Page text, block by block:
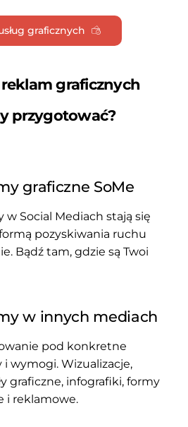
graficznych
graficznych
przygotować?
graficzne SoMe
w Social Mediach stają się
pozyskiwania ruchu
Bądź tam, gdzie są Twoi
w innych mediach
pod konkretne
i wymogi. Wizualizacje,
graficzne, infografiki, formy
i reklamowe.